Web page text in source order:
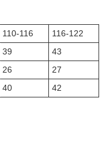
110-116
116-122
39
43
26
27
40 42